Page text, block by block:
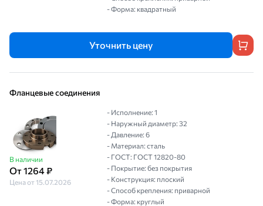
- Форма: квадратный
Уточнить цену
Фланцевые соединения
В наличии
От 1264 ₽
Цена от 15.07.2026
- Исполнение: 1
- Наружный диаметр: 32
- Давление: 6
- Материал: сталь
- ГОСТ: ГОСТ 12820-80
- Покрытие: без покрытия
- Конструкция: плоский
- Способ крепления: приварной
- Форма: круглый